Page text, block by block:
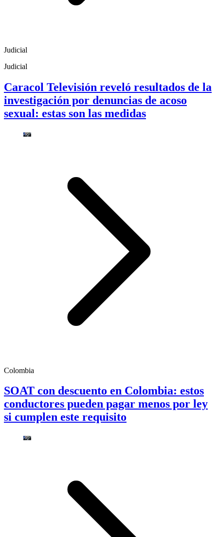
Judicial
Judicial
Caracol Televisión reveló resultados de la
investigación por denuncias de acoso
sexual: estas son las medidas
Colombia
SOAT con descuento en Colombia: estos
conductores pueden pagar menos por ley
si cumplen este requisito